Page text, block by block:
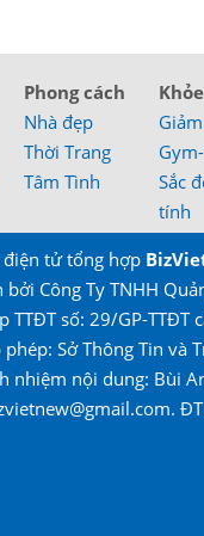
Phong cách
Nhà đẹp
Thời Trang
Tâm Tình
Sắc
tính
điện tử tổng hợp
bởi Công Ty TNHH
TTĐT số: 29/GP-TTĐT
Sở Thông Tin và
nhiệm nội dung: Bùi